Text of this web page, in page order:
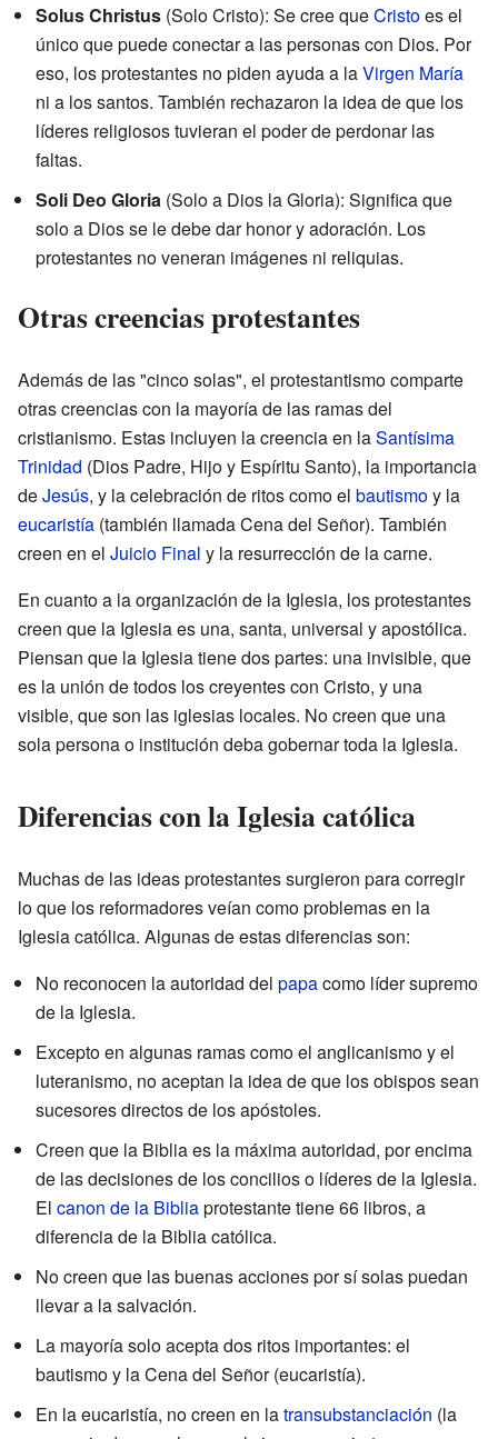
Solus Christus (Solo Cristo): Se cree queCristoes el
único que puede conectar a las personas con Dios. Por
eso, los protestantes no piden ayuda a laVirgen María
ni a los santos. También rechazaron la idea de que los
líderes religiosos tuvieran el poder de perdonar las
faltas.
Soli Deo Gloria (Solo a Dios la Gloria): Significa que
solo a Dios se le debe dar honor y adoración. Los
protestantes no veneran imágenes ni reliquias.
Otras creencias protestantes
Además de las "cinco solas", el protestantismo comparte
otras creencias con la mayoría de las ramas del
cristianismo. Estas incluyen la creencia en laSantísima
Trinidad (Dios Padre, Hijo y Espíritu Santo), la importancia
deJesús, y la celebración de ritos como el bautismoy la
eucaristía (también llamada Cena del Señor). También
creen en el Juicio Final y la resurrección de la carne.
En cuanto a la organización de la Iglesia, los protestantes
creen que la Iglesia es una, santa, universal y apostólica.
Piensan que la Iglesia tiene dos partes: una invisible, que
es la unión de todos los creyentes con Cristo, y una
visible, que son las iglesias locales. No creen que una
sola persona o institución deba gobernar toda la Iglesia.
Diferencias con la Iglesia católica
Muchas de las ideas protestantes surgieron para corregir
lo que los reformadores veían como problemas en la
Iglesia católica. Algunas de estas diferencias son:
No reconocen la autoridad del papacomo líder supremo
de la Iglesia.
Excepto en algunas ramas como el anglicanismo y el
luteranismo, no aceptan la idea de que los obispos sean
sucesores directos de los apóstoles.
Creen que la Biblia es la máxima autoridad, por encima
de las decisiones de los concilios o líderes de la Iglesia.
El canon de la Bibliaprotestante tiene 66 libros, a
diferencia de la Biblia católica.
No creen que las buenas acciones por sí solas puedan
llevar a la salvación.
La mayoría solo acepta dos ritos importantes: el
bautismo y la Cena del Señor (eucaristía).
En la eucaristía, no creen en latransubstanciación (la